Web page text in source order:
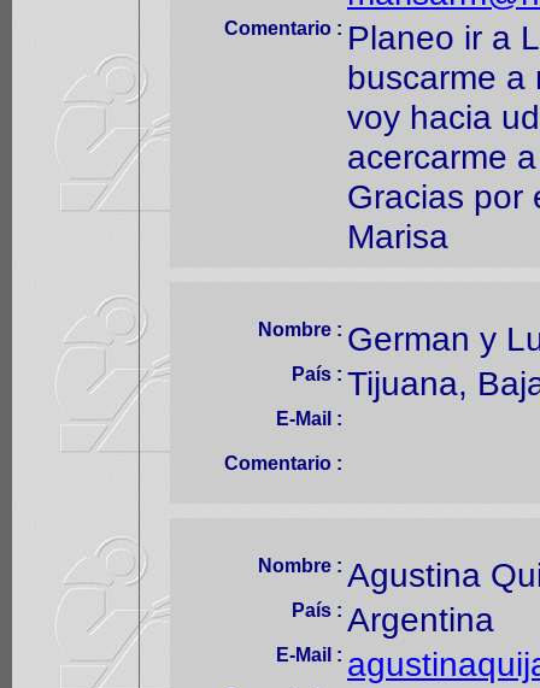
Comentario : Planeo ir a
buscarme a
voy hacia
acercarme
Gracias por
Marisa
Nombre : German y
País : Tijuana,
E-Mail :
Comentario :
Nombre : Agustina
País : Argentina
E-Mail :